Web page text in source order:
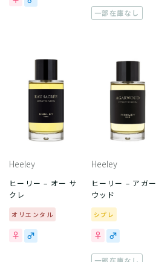
一部在庫なし
Heeley
ヒーリー – オー サ
クレ
オリエンタル
Heeley
ヒーリー – アガー
ウッド
シプレ